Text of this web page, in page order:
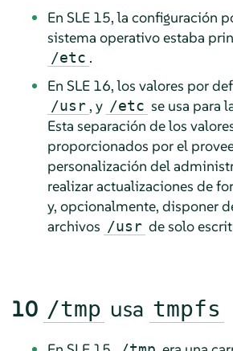
En SLE 15, la configuración
sistema operativo estaba
/etc .
En SLE 16, los valores por
/usr , y /etc se usa para
Esta separación de los
proporcionados por el
personalización del
realizar actualizaciones de
y, opcionalmente, disponer
archivos /usr de solo
10 /tmp usa tmpfs